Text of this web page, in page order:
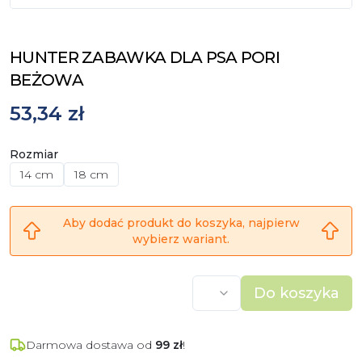
HUNTER ZABAWKA DLA PSA PORI
BEŻOWA
53,34 zł
Rozmiar
14 cm
18 cm
Aby dodać produkt do koszyka, najpierw
wybierz wariant.
Do koszyka
Darmowa dostawa od 99 zł!